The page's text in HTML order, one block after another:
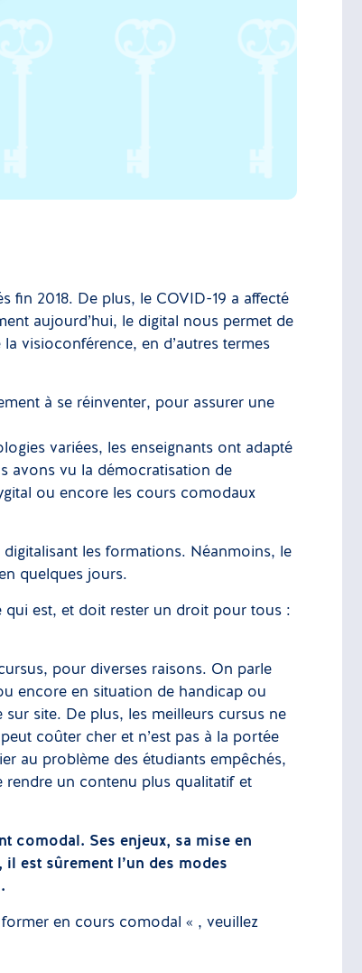
fin 2018. De plus, le COVID-19 a affecté
aujourd’hui, le digital nous permet de
visioconférence, en d’autres termes
à se réinventer, pour assurer une
variées, les enseignants ont adapté
avons vu la démocratisation de
ou encore les cours comodaux
les formations. Néanmoins, le
quelques jours.
qui est, et doit rester un droit pour tous :
pour diverses raisons. On parle
encore en situation de handicap ou
site. De plus, les meilleurs cursus ne
coûter cher et n’est pas à la portée
au problème des étudiants empêchés,
rendre un contenu plus qualitatif et
comodal. Ses enjeux, sa mise en
est sûrement l’un des modes
en cours comodal « , veuillez